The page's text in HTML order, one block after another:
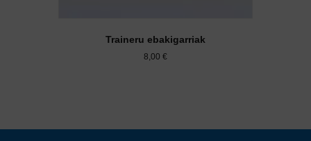
Traineru ebakigarriak
8,00 €